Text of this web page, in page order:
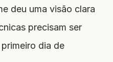
deu uma visão clara
precisam ser
dia de